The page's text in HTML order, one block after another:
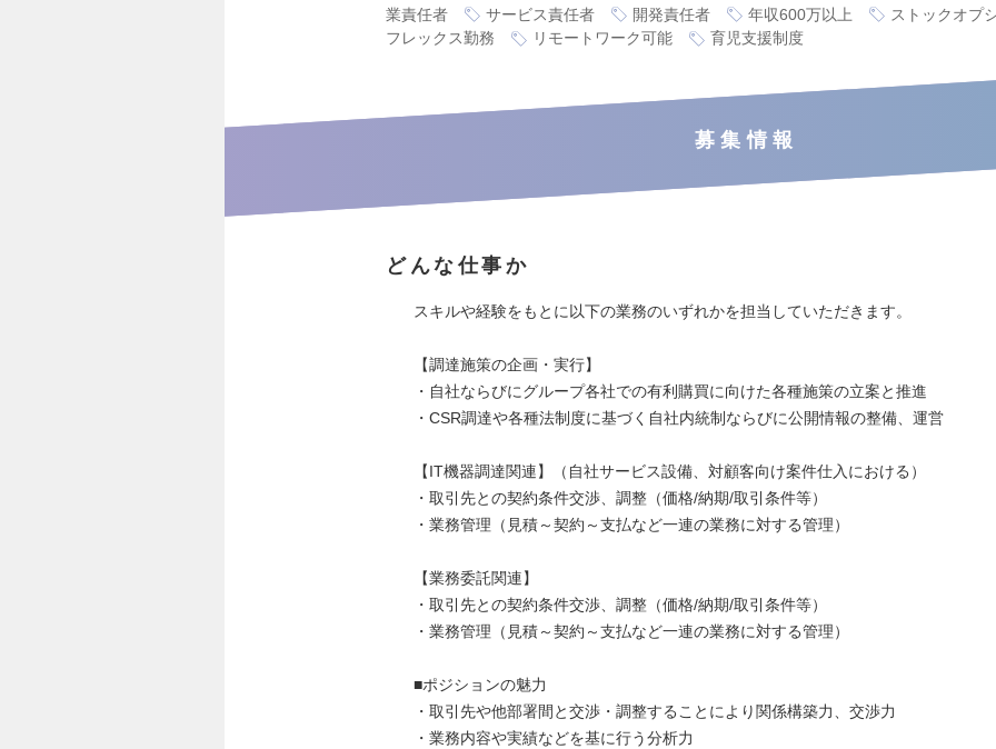
業責任者
サービス責任者 開発責任者 年収600万以上
ストックオプ
フレックス勤務
リモートワーク可能 育児支援制度
募集情報
どんな仕事か
スキルや経験をもとに以下の業務のいずれかを担当していただきます。
【調達施策の企画・実行】
・自社ならびにグループ各社での有利購買に向けた各種施策の立案と推進
・CSR調達や各種法制度に基づく自社内統制ならびに公開情報の整備、運営
【IT機器調達関連】（自社サービス設備、対顧客向け案件仕入における）
・取引先との契約条件交渉、調整（価格/納期/取引条件等）
・業務管理（見積～契約～支払など一連の業務に対する管理）
【業務委託関連】
・取引先との契約条件交渉、調整（価格/納期/取引条件等）
・業務管理（見積～契約～支払など一連の業務に対する管理）
■ポジションの魅力
・取引先や他部署間と交渉・調整することにより関係構築力、交渉力
・業務内容や実績などを基に行う分析力